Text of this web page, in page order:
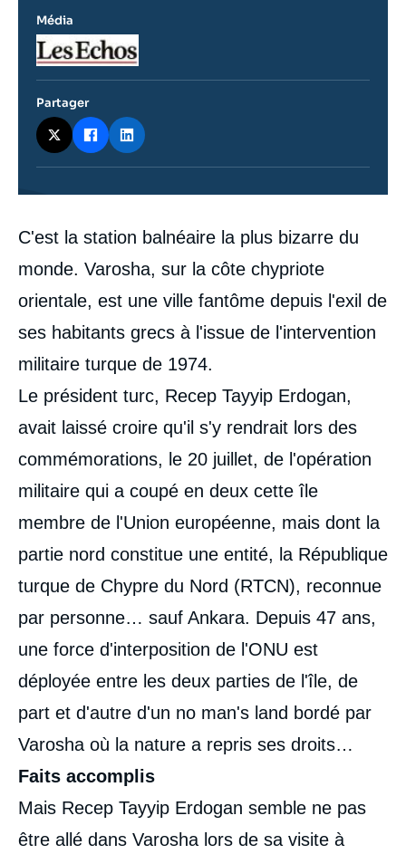
Contenu
intervention
médiatique
C'est la station balnéaire la plus bizarre du
monde. Varosha, sur la côte chypriote
orientale, est une ville fantôme depuis l'exil de
ses habitants grecs à l'issue de l'intervention
militaire turque de 1974.
Le président turc, Recep Tayyip Erdogan,
avait laissé croire qu'il s'y rendrait lors des
commémorations, le 20 juillet, de l'opération
militaire qui a coupé en deux cette île
membre de l'Union européenne, mais dont la
partie nord constitue une entité, la République
turque de Chypre du Nord (RTCN), reconnue
par personne… sauf Ankara. Depuis 47 ans,
une force d'interposition de l'ONU est
déployée entre les deux parties de l'île, de
part et d'autre d'un no man's land bordé par
Varosha où la nature a repris ses droits…
Faits accomplis
Mais Recep Tayyip Erdogan semble ne pas
être allé dans Varosha lors de sa visite à
Média
Logo
Partager